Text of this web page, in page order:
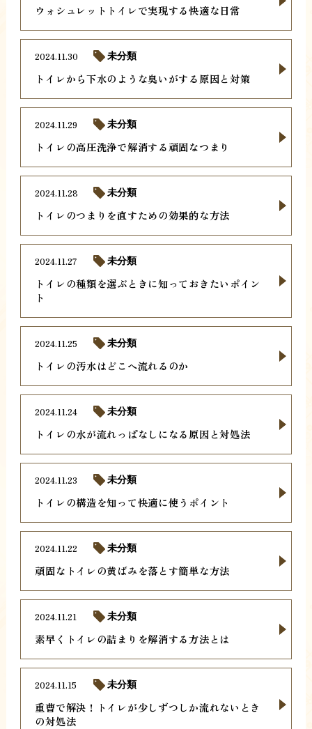
ウォシュレットトイレで実現する快適な日常
トイレから下水のような臭いがする原因と対策
2024.11.30 未分類
トイレの高圧洗浄で解消する頑固なつまり
2024.11.29 未分類
トイレのつまりを直すための効果的な方法
2024.11.28 未分類
トイレの種類を選ぶときに知っておきたいポイン
ト
2024.11.27 未分類
トイレの汚水はどこへ流れるのか
2024.11.25 未分類
トイレの水が流れっぱなしになる原因と対処法
2024.11.24 未分類
トイレの構造を知って快適に使うポイント
2024.11.23 未分類
頑固なトイレの黄ばみを落とす簡単な方法
2024.11.22 未分類
素早くトイレの詰まりを解消する方法とは
2024.11.21 未分類
重曹で解決！トイレが少しずつしか流れないとき
の対処法
2024.11.15 未分類